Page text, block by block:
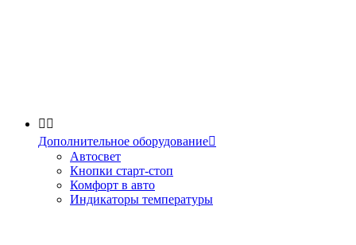
 
Дополнительное оборудование
Автосвет
Кнопки старт-стоп
Комфорт в авто
Индикаторы температуры